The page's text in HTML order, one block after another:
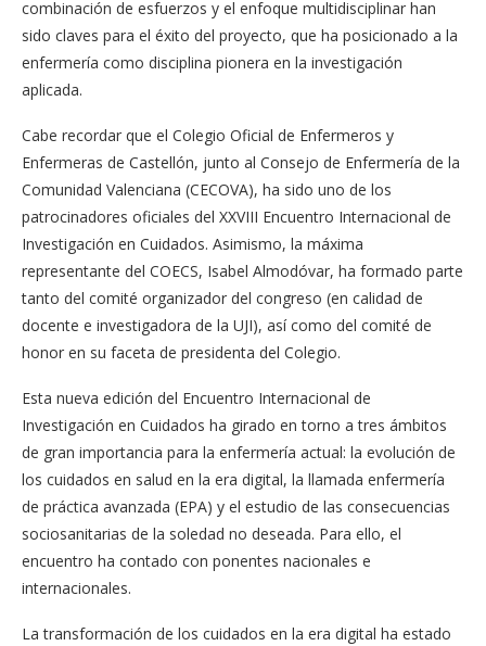
combinación de esfuerzos y el enfoque multidisciplinar han
sido claves para el éxito del proyecto, que ha posicionado a la
enfermería como disciplina pionera en la investigación
aplicada.
Cabe recordar que el Colegio Oficial de Enfermeros y
Enfermeras de Castellón, junto al Consejo de Enfermería de la
Comunidad Valenciana (CECOVA), ha sido uno de los
patrocinadores oficiales del XXVIII Encuentro Internacional de
Investigación en Cuidados. Asimismo, la máxima
representante del COECS, Isabel Almodóvar, ha formado parte
tanto del comité organizador del congreso (en calidad de
docente e investigadora de la UJI), así como del comité de
honor en su faceta de presidenta del Colegio.
Esta nueva edición del Encuentro Internacional de
Investigación en Cuidados ha girado en torno a tres ámbitos
de gran importancia para la enfermería actual: la evolución de
los cuidados en salud en la era digital, la llamada enfermería
de práctica avanzada (EPA) y el estudio de las consecuencias
sociosanitarias de la soledad no deseada. Para ello, el
encuentro ha contado con ponentes nacionales e
internacionales.
La transformación de los cuidados en la era digital ha estado